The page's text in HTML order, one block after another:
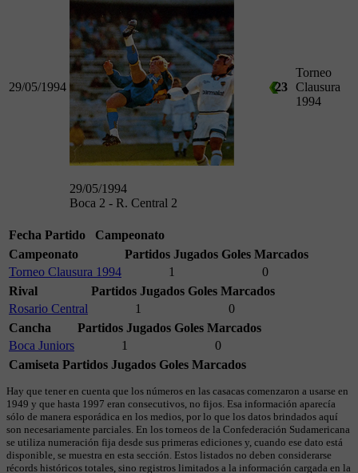
29/05/1994
29/05/1994
Boca 2 - R. Central 2
23
Torneo
Clausura
1994
Fecha Partido
Campeonato
Campeonato
Partidos Jugados Goles Marcados
Torneo Clausura 1994
1
0
Rival
Partidos Jugados Goles Marcados
Rosario Central
1
0
Cancha
Partidos Jugados Goles Marcados
Boca Juniors
1
0
Camiseta Partidos Jugados Goles Marcados
Hay que tener en cuenta que los números en las casacas comenzaron a usarse en
1949 y que hasta 1997 eran consecutivos, no fijos. Esa información aparecía
sólo de manera esporádica en los medios, por lo que los datos brindados aquí
son necesariamente parciales. En los torneos de la Confederación Sudamericana
se utiliza numeración fija desde sus primeras ediciones y, cuando ese dato está
disponible, se muestra en esta sección. Estos listados no deben considerarse
récords históricos totales, sino registros limitados a la información cargada en la